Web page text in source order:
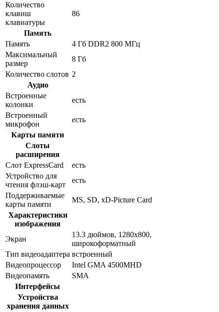
Количество
клавиш
клавиатуры
86
Память
Память
4 Гб DDR2 800 МГц
Максимальный
размер
8 Гб
Количество слотов 2
Аудио
Встроенные
колонки
есть
Встроенный
микрофон
есть
Карты памяти
Слоты
расширения
Слот ExpressCard
есть
Устройство для
чтения флэш-карт
есть
Поддерживаемые
карты памяти
MS, SD, xD-Picture Card
Характеристики
изображения
Экран
13.3 дюймов, 1280x800,
широкоформатный
Тип видеоадаптера встроенный
Видеопроцессор
Intel GMA 4500MHD
Видеопамять
SMA
Интерфейсы
Устройства
хранения данных